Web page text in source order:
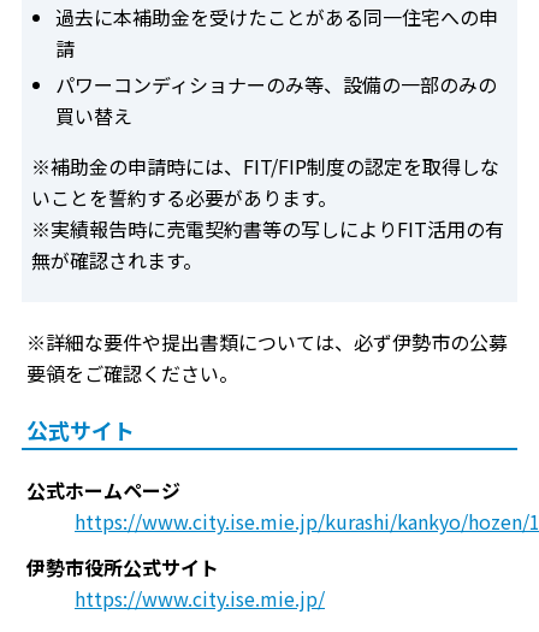
過去に本補助金を受けたことがある同一住宅への申
請
パワーコンディショナーのみ等、設備の一部のみの
買い替え
※補助金の申請時には、FIT/FIP制度の認定を取得しな
いことを誓約する必要があります。
※実績報告時に売電契約書等の写しによりFIT活用の有
無が確認されます。
※詳細な要件や提出書類については、必ず伊勢市の公募
要領をご確認ください。
公式サイト
公式ホームページ
https://www.city.ise.mie.jp/kurashi/kankyo/hozen/
伊勢市役所公式サイト
https://www.city.ise.mie.jp/